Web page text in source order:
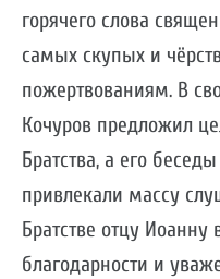
горячего слова
самых скупых и
пожертвованиям. В
Кочуров предложил
Братства, а его
привлекали массу
Братстве отцу Иоанну
благодарности и